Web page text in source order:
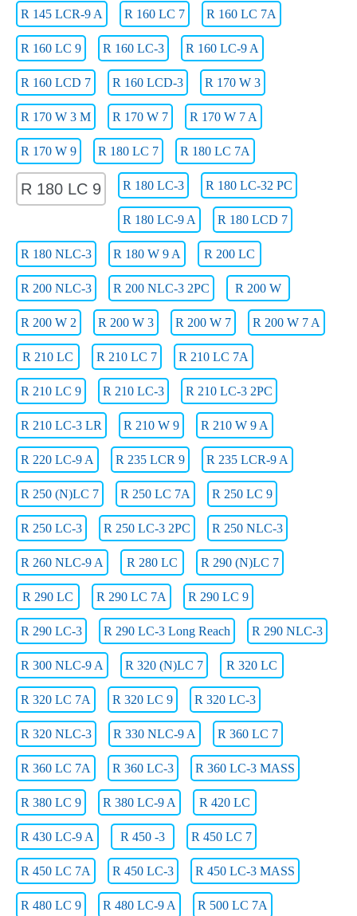
R 145 LCR-9 A R 160 LC 7 R 160 LC 7A
R 160 LC 9 R 160 LC-3 R 160 LC-9 A
R 160 LCD 7 R 160 LCD-3 R 170 W 3
R 170 W 3 M R 170 W 7 R 170 W 7 A
R 170 W 9 R 180 LC 7 R 180 LC 7A
R 180 LC 9 R 180 LC-3 R 180 LC-32 PC
R 180 LC-9 A R 180 LCD 7
R 180 NLC-3 R 180 W 9 A R 200 LC
R 200 NLC-3 R 200 NLC-3 2PC R 200 W
R 200 W 2 R 200 W 3 R 200 W 7 R 200 W 7 A
R 210 LC R 210 LC 7 R 210 LC 7A
R 210 LC 9 R 210 LC-3 R 210 LC-3 2PC
R 210 LC-3 LR R 210 W 9 R 210 W 9 A
R 220 LC-9 A R 235 LCR 9 R 235 LCR-9 A
R 250 (N)LC 7 R 250 LC 7A R 250 LC 9
R 250 LC-3 R 250 LC-3 2PC R 250 NLC-3
R 260 NLC-9 A R 280 LC R 290 (N)LC 7
R 290 LC R 290 LC 7A R 290 LC 9
R 290 LC-3 R 290 LC-3 Long Reach R 290 NLC-3
R 300 NLC-9 A R 320 (N)LC 7 R 320 LC
R 320 LC 7A R 320 LC 9 R 320 LC-3
R 320 NLC-3 R 330 NLC-9 A R 360 LC 7
R 360 LC 7A R 360 LC-3 R 360 LC-3 MASS
R 380 LC 9 R 380 LC-9 A R 420 LC
R 430 LC-9 A R 450 -3 R 450 LC 7
R 450 LC 7A R 450 LC-3 R 450 LC-3 MASS
R 480 LC 9 R 480 LC-9 A R 500 LC 7A